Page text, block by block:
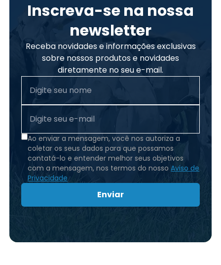
Inscreva-se na nossa
newsletter
Receba novidades e informações exclusivas
sobre nossos produtos e novidades
diretamente no seu e-mail.
Ao enviar a mensagem, você nos autoriza a
coletar os seus dados para que possamos
contatá-lo e entender melhor seus objetivos
com a mensagem, nos termos do nossoAviso de
Privacidade
Enviar